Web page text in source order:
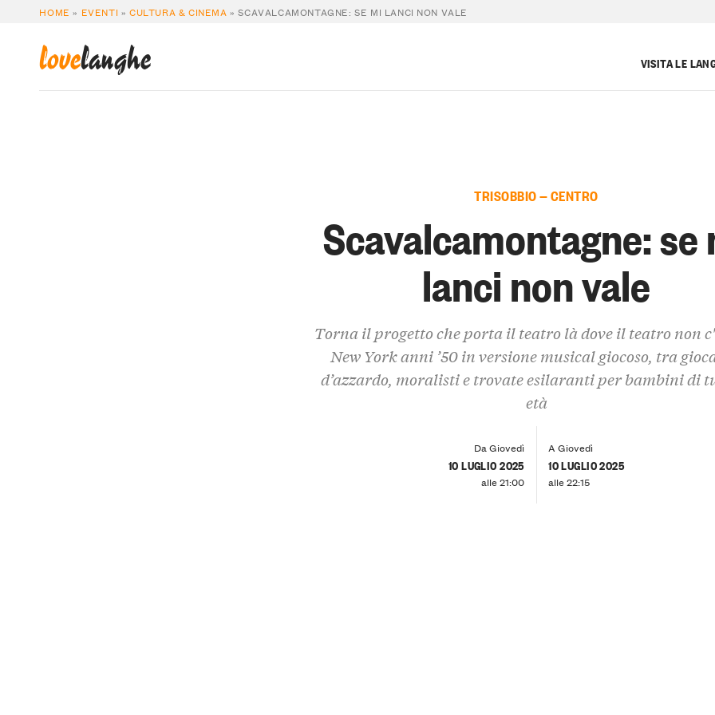
HOME » EVENTI »CULTURA & CINEMA »SCAVALCAMONTAGNE: SE MI LANCI NON VALE
lovelanghe VISITA LE
TRISOBBIO — CENTRO
Scavalcamontagne: se
lanci non vale
Torna il progetto che porta il teatro là dove il teatro non
New York anni ’50 in versione musical giocoso, tra
d’azzardo, moralisti e trovate esilaranti per bambini di
età
Da Giovedì
10 LUGLIO 2025
alle 21:00
A Giovedì
10 LUGLIO 2025
alle 22:15